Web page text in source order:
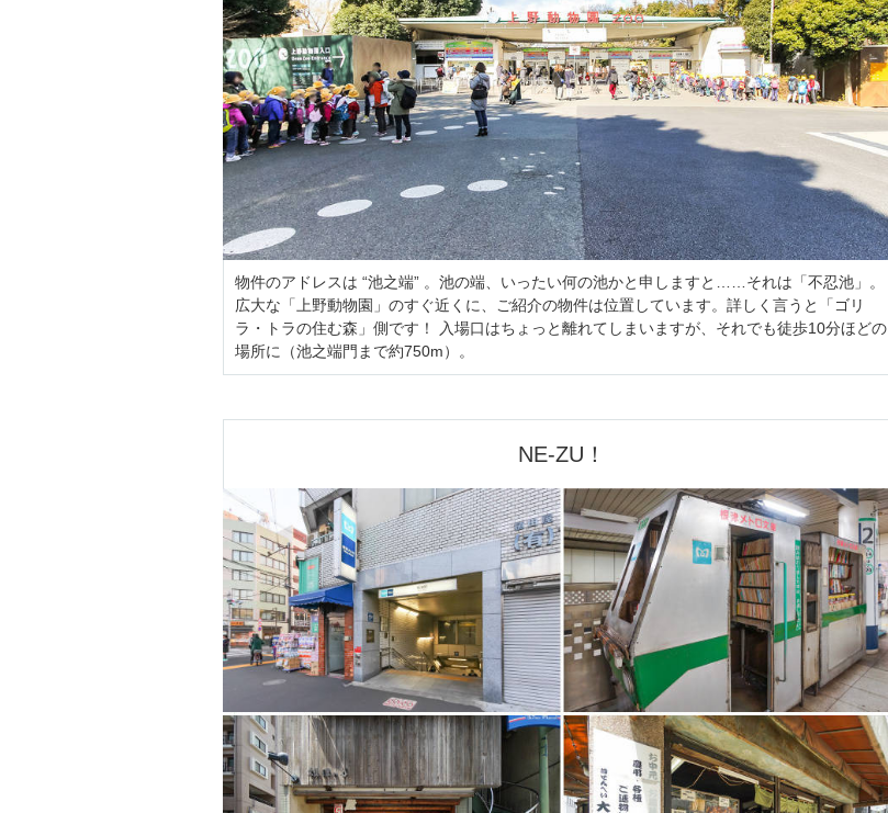
物件のアドレスは “池之端” 。池の端、いったい何の池かと申しますと……それは「不忍池」。
広大な「上野動物園」のすぐ近くに、ご紹介の物件は位置しています。詳しく言うと「ゴリ
ラ・トラの住む森」側です！ 入場口はちょっと離れてしまいますが、それでも徒歩10分ほどの
場所に（池之端門まで約750m）。
NE-ZU！